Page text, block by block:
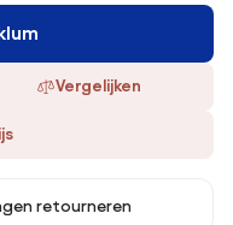
Vergelijken
retourneren